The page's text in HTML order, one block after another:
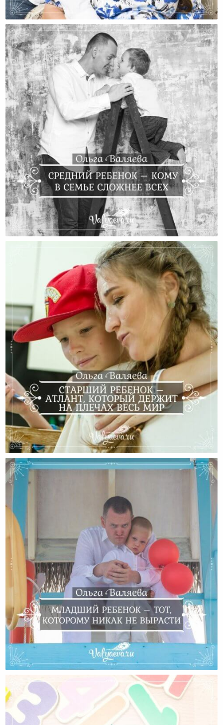
Второй Ребенок – Как Еще Один Шанс Для Мамы
Средний Ребенок – Кому В Семье Сложнее Всех
Старший Ребенок – Атлант, Который Держит На
Плечах Весь Мир
Младший Ребенок – Тот, Которому Никак Не
Вырасти